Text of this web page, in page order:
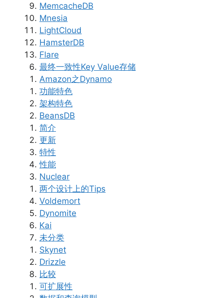
MemcacheDB
Mnesia
LightCloud
HamsterDB
Flare
最终一致性Key Value存储
Amazon之Dynamo
功能特色
架构特色
BeansDB
简介
更新
特性
性能
Nuclear
两个设计上的Tips
Voldemort
Dynomite
Kai
未分类
Skynet
Drizzle
比较
可扩展性